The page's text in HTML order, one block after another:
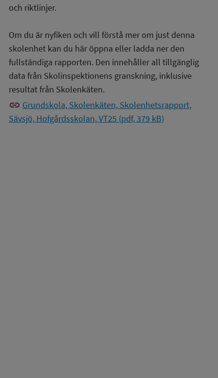
och riktlinjer.
Om du är nyfiken och vill förstå mer om just denna
skolenhet kan du här öppna eller ladda ner den
fullständiga rapporten. Den innehåller all tillgänglig
data från Skolinspektionens granskning, inklusive
resultat från Skolenkäten.
link Grundskola, Skolenkäten, Skolenhetsrapport,
Sävsjö, Hofgårdsskolan, VT25 (pdf, 379 kB)